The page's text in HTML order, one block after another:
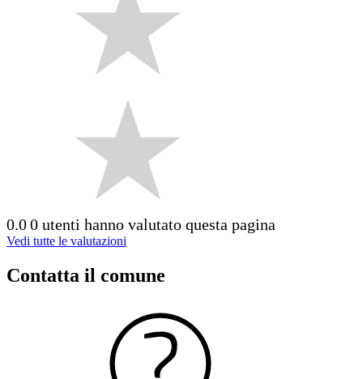
0.00 utenti hanno valutato questa pagina
Vedi tutte le valutazioni
Contatta il comune